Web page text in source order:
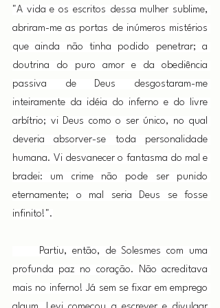
"A vida e os escritos dessa mulher sublime,
abriram-me as portas de inúmeros mistérios
que ainda não tinha podido penetrar; a
doutrina do puro amor e da obediência
passiva de Deus desgostaram-me
inteiramente da idéia do inferno e do livre
arbítrio; vi Deus como o ser único, no qual
deveria absorver-se toda personalidade
humana. Vi desvanecer o fantasma do mal e
bradei: um crime não pode ser punido
eternamente; o mal seria Deus se fosse
infinito!".
Partiu, então, de Solesmes com uma
profunda paz no coração. Não acreditava
mais no inferno! Já sem se fixar em emprego